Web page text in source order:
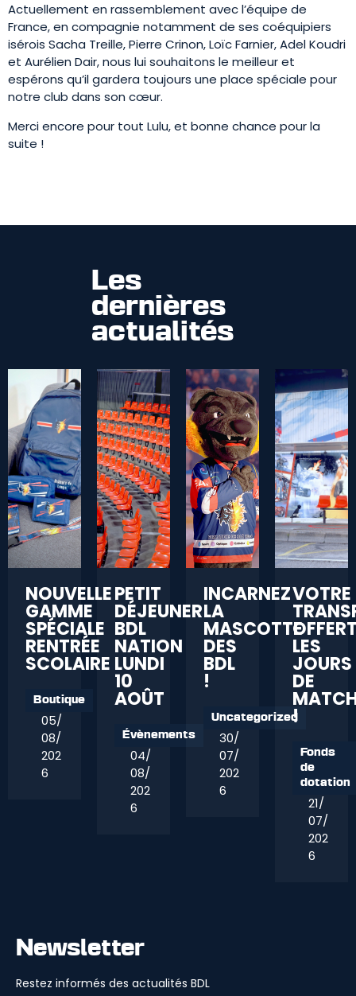
Actuellement en rassemblement avec l’équipe de
France, en compagnie notamment de ses coéquipiers
isérois Sacha Treille, Pierre Crinon, Loïc Farnier, Adel Koudri
et Aurélien Dair, nous lui souhaitons le meilleur et
espérons qu’il gardera toujours une place spéciale pour
notre club dans son cœur.
Merci encore pour tout Lulu, et bonne chance pour la
suite !
Les
dernières
actualités
NOUVELLE
GAMME
SPÉCIALE
RENTRÉE
SCOLAIRE
Boutique
05/
08/
202
6
PETIT
DÉJEUNER
BDL
NATION
LUNDI
10
AOÛT
Évènements
04/
08/
202
6
INCARNEZ
LA
MASCOTTE
DES
BDL
!
Uncategorized
30/
07/
202
6
VOTRE
LES
JOURS
DE
!
Fonds
de
dotation
21/
07/
202
6
Newsletter
Restez informés des actualités BDL